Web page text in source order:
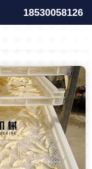
18530058126